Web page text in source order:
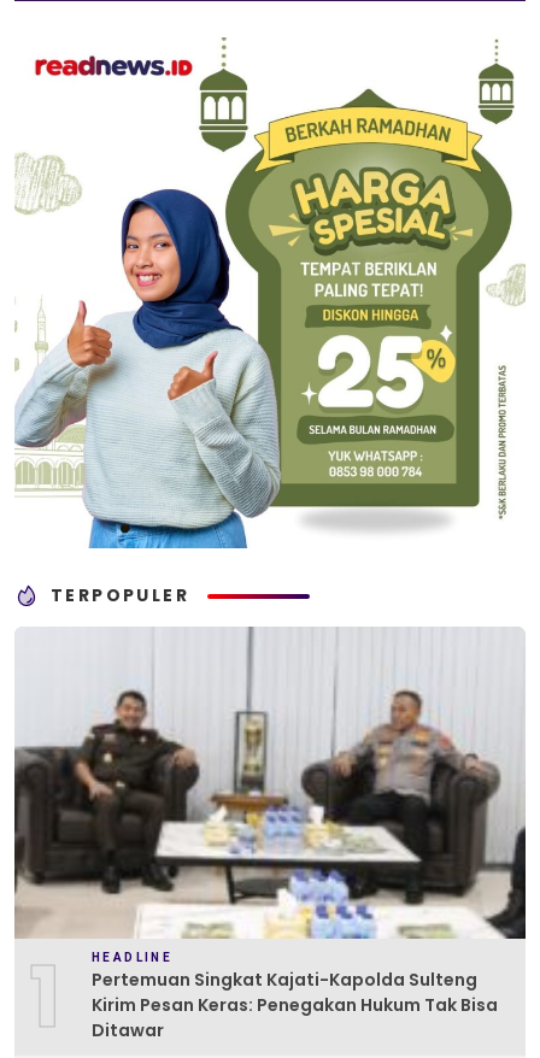
TERPOPULER
1 HEADLINE
Pertemuan Singkat Kajati-Kapolda Sulteng
Kirim Pesan Keras: Penegakan Hukum Tak Bisa
Ditawar